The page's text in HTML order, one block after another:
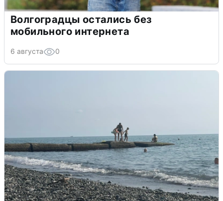
Волгоградцы остались без
мобильного интернета
6 августа 0